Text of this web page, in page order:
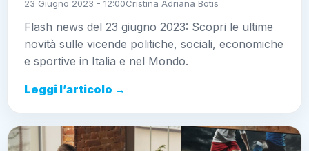
23 Giugno 2023 - 12:00Cristina Adriana Botis
Flash news del 23 giugno 2023: Scopri le ultime
novità sulle vicende politiche, sociali, economiche
e sportive in Italia e nel Mondo.
Leggi l’articolo →